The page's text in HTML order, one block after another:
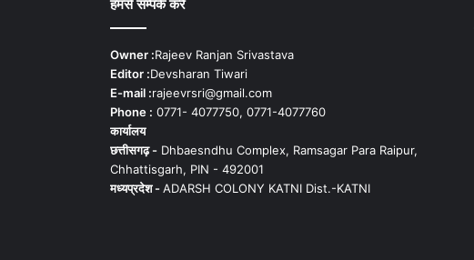
हमसे सम्पर्क करें
Owner :Rajeev Ranjan Srivastava
Editor :Devsharan Tiwari
E-mail :rajeevrsri@gmail.com
Phone : 0771- 4077750, 0771-4077760
कार्यालय
छत्तीसगढ़ -Dhbaesndhu Complex, Ramsagar Para Raipur,
Chhattisgarh, PIN - 492001
मध्यप्रदेश -ADARSH COLONY KATNI Dist.-KATNI